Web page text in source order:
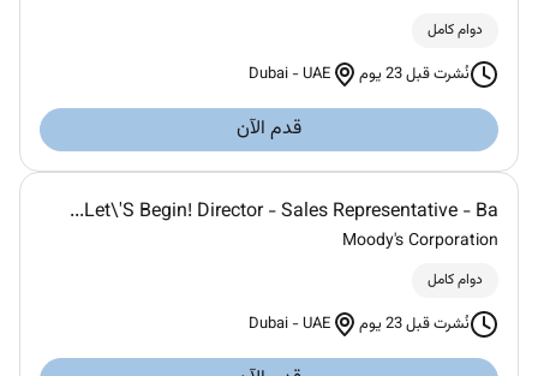
دوام كامل
نُشرت قبل 23 يوم Dubai -UAE
قدم الآن
Let\'S Begin! Director - Sales Representative - Ba...
Moody's Corporation
دوام كامل
نُشرت قبل 23 يوم Dubai -UAE